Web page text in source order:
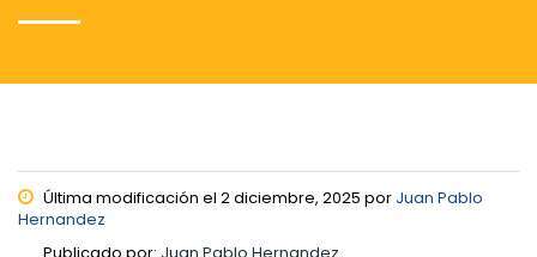
Última modificación el 2 diciembre, 2025 por Juan Pablo
Hernandez